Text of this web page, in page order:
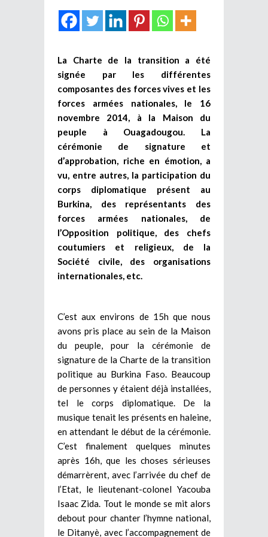
La Charte de la transition a été
signée par les différentes
composantes des forces vives et les
forces armées nationales, le 16
novembre 2014, à la Maison du
peuple à Ouagadougou. La
cérémonie de signature et
d’approbation, riche en émotion, a
vu, entre autres, la participation du
corps diplomatique présent au
Burkina, des représentants des
forces armées nationales, de
l’Opposition politique, des chefs
coutumiers et religieux, de la
Société civile, des organisations
internationales, etc.
C’est aux environs de 15h que nous
avons pris place au sein de la Maison
du peuple, pour la cérémonie de
signature de la Charte de la transition
politique au Burkina Faso. Beaucoup
de personnes y étaient déjà installées,
tel le corps diplomatique. De la
musique tenait les présents en haleine,
en attendant le début de la cérémonie.
C’est finalement quelques minutes
après 16h, que les choses sérieuses
démarrèrent, avec l’arrivée du chef de
l’Etat, le lieutenant-colonel Yacouba
Isaac Zida. Tout le monde se mit alors
debout pour chanter l’hymne national,
le Ditanyè, avec l’accompagnement de